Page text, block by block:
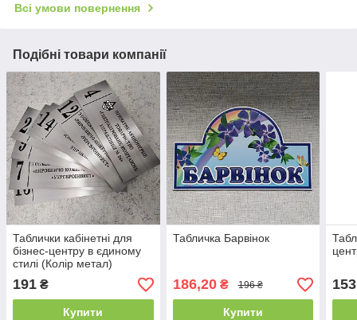
Всі умови повернення
Подібні товари компанії
Таблички кабінетні для
бізнес-центру в єдиному
стилі (Колір метал)
191 ₴
Купити
Табличка Барвінок
186,20₴ 196 ₴
Купити
153